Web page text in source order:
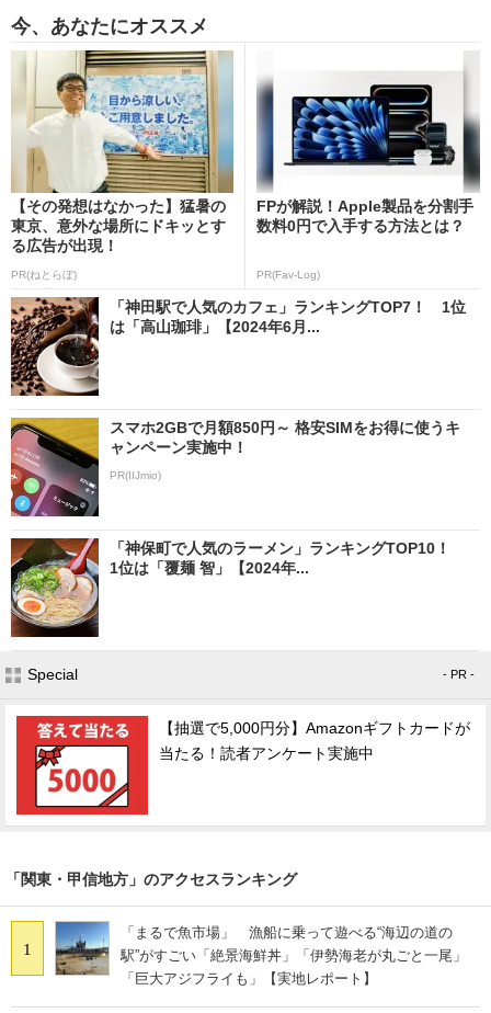
今、あなたにオススメ
【その発想はなかった】猛暑の
東京、意外な場所にドキッとす
る広告が出現！
PR(ねとらぼ)
FPが解説！Apple製品を分割手
数料0円で入手する方法とは？
PR(Fav-Log)
「神田駅で人気のカフェ」ランキングTOP7！ 1位
は「高山珈琲」【2024年6月...
スマホ2GBで月額850円～ 格安SIMをお得に使うキ
ャンペーン実施中！
PR(IIJmio)
「神保町で人気のラーメン」ランキングTOP10！
1位は「覆麺 智」【2024年...
Special - PR -
【抽選で5,000円分】Amazonギフトカードが
当たる！読者アンケート実施中
「関東・甲信地方」のアクセスランキング
1
「まるで魚市場」 漁船に乗って遊べる“海辺の道の
駅”がすごい「絶景海鮮丼」「伊勢海老が丸ごと一尾」
「巨大アジフライも」【実地レポート】